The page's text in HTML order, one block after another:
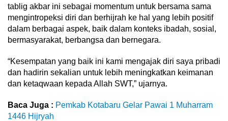
tablig akbar ini sebagai momentum untuk bersama sama
mengintropeksi diri dan berhijrah ke hal yang lebih positif
dalam berbagai aspek, baik dalam konteks ibadah, sosial,
bermasyarakat, berbangsa dan bernegara.
“Kesempatan yang baik ini kami mengajak diri saya pribadi
dan hadirin sekalian untuk lebih meningkatkan keimanan
dan ketaqwaan kepada Allah SWT,” ujarnya.
Baca Juga : Pemkab Kotabaru Gelar Pawai 1 Muharram
1446 Hijryah